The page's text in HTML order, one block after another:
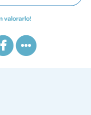
valorarlo!